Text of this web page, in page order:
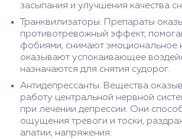
засыпания и улучшения качества
Транквилизаторы. Препараты
противотревожный эффект,
фобиями, снимают эмоциональное
оказывают успокаивающее
назначаются для снятия судорог.
Антидепрессанты. Вещества
работу центральной нервной
при лечении депрессии. Они
ощущения тревоги и тоски,
апатии, напряжения.